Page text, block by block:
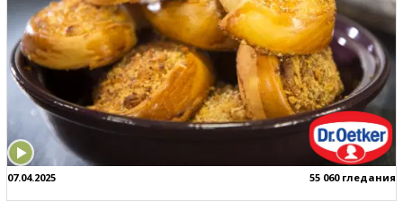
07.04.2025 55 060 гледания